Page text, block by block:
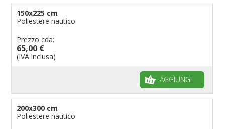
150x225 cm
Poliestere nautico
Prezzo cda:
65,00 €
(IVA inclusa)
AGGIUNGI
200x300 cm
Poliestere nautico